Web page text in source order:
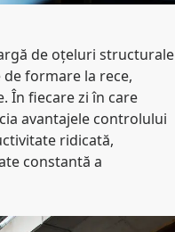
de oțeluri structurale
formare la rece,
În fiecare zi în care
avantajele controlului
ridicată,
constantă a